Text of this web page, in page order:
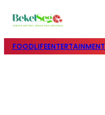
FOODLIFEENTERTAINMENT